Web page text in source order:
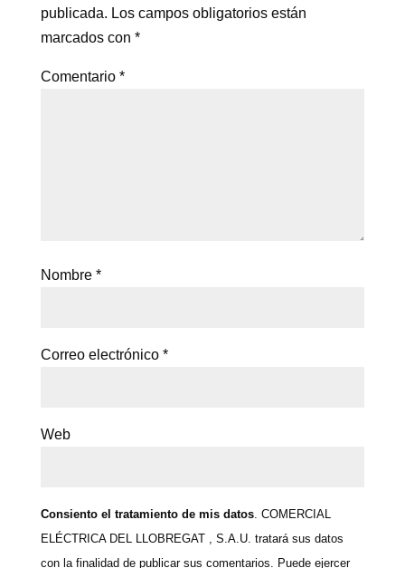
publicada. Los campos obligatorios están
marcados con *
Comentario *
Nombre *
Correo electrónico *
Web
Consiento el tratamiento de mis datos. COMERCIAL
ELÉCTRICA DEL LLOBREGAT , S.A.U. tratará sus datos
con la finalidad de publicar sus comentarios. Puede ejercer